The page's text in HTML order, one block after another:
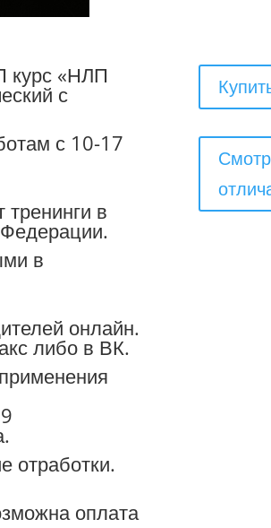
курс «НЛП
с
с 10-17
в
в
онлайн.
либо в ВК.
отработки.
оплата